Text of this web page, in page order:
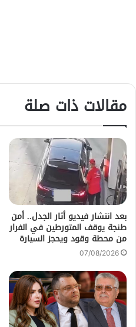
مقالات ذات صلة
بعد انتشار فيديو أثار الجدل.. أمن
طنجة يوقف المتورطين في الفرار
من محطة وقود ويحجز السيارة
07/08/2026